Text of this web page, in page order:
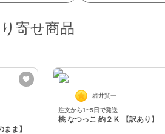
寄せ商品
ま】
岩井賢一
注文から1~5日で発送
桃 なつっこ 約２Ｋ 【訳あり】